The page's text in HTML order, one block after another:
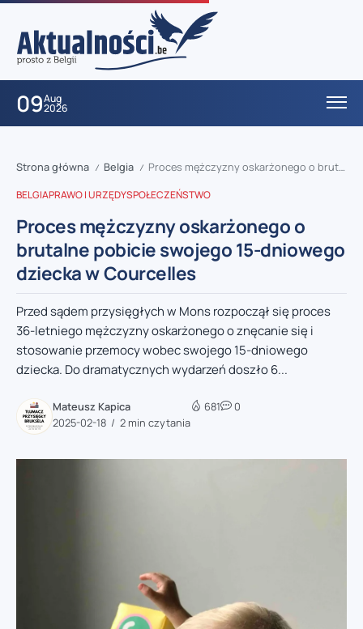
09Aug
2026
Strona główna / Belgia / Proces mężczyzny oskarżonego o brutalne pobicie swojego 15-dniowego dziecka w Courcelles
BELGIAPRAWO I URZĘDYSPOŁECZEŃSTWO
Proces mężczyzny oskarżonego o
brutalne pobicie swojego 15-dniowego
dziecka w Courcelles
Przed sądem przysięgłych w Mons rozpoczął się proces
36-letniego mężczyzny oskarżonego o znęcanie się i
stosowanie przemocy wobec swojego 15-dniowego
dziecka. Do dramatycznych wydarzeń doszło 6...
Mateusz Kapica
2025-02-18
2 min czytania
681 0